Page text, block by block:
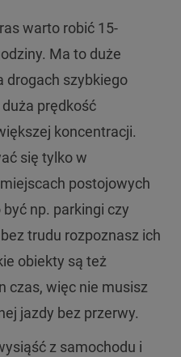
warto robić 15-
Ma to duże
drogach szybkiego
prędkość
koncentracji.
się tylko w
postojowych
np. parkingi czy
trudu rozpoznasz ich
obiekty są też
czas, więc nie musisz
jazdy bez przerwy.
z samochodu i